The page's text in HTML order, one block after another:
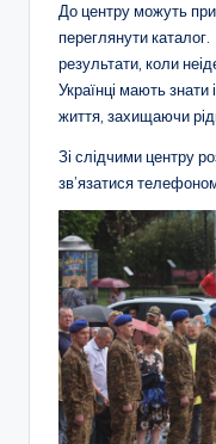
До центру можуть
переглянути
результати, коли
Українці мають знати
життя, захищаючи
Зі слідчими центру
зв’язатися